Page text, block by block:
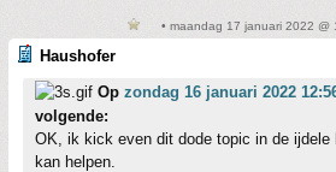
• maandag 17 januari 2022 @
Haushofer
Op zondag 16 januari 2022
volgende:
OK, ik kick even dit dode topic in de ijdele
kan helpen.